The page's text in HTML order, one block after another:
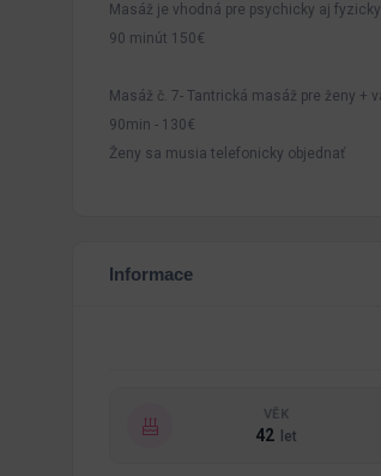
Masáž je vhodná pre psychicky aj
90 minút 150€
Masáž č. 7- Tantrická masáž pre ženy +
90min - 130€
Ženy sa musia telefonicky objednať
Informace
VĚK
42 let